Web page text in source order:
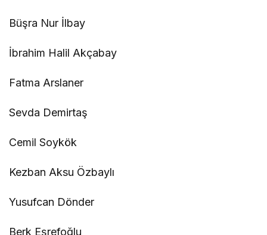
Büşra Nur İlbay
İbrahim Halil Akçabay
Fatma Arslaner
Sevda Demirtaş
Cemil Soykök
Kezban Aksu Özbaylı
Yusufcan Dönder
Berk Eşrefoğlu